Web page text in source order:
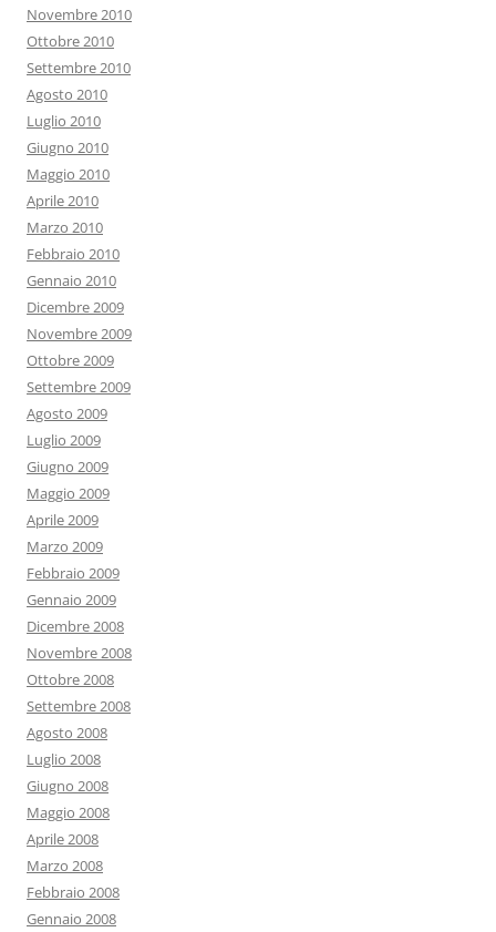
Novembre 2010
Ottobre 2010
Settembre 2010
Agosto 2010
Luglio 2010
Giugno 2010
Maggio 2010
Aprile 2010
Marzo 2010
Febbraio 2010
Gennaio 2010
Dicembre 2009
Novembre 2009
Ottobre 2009
Settembre 2009
Agosto 2009
Luglio 2009
Giugno 2009
Maggio 2009
Aprile 2009
Marzo 2009
Febbraio 2009
Gennaio 2009
Dicembre 2008
Novembre 2008
Ottobre 2008
Settembre 2008
Agosto 2008
Luglio 2008
Giugno 2008
Maggio 2008
Aprile 2008
Marzo 2008
Febbraio 2008
Gennaio 2008